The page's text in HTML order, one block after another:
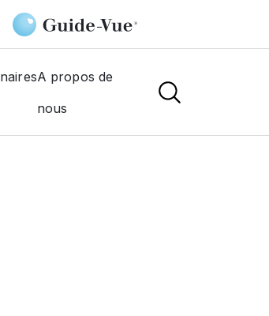
A propos de
nous